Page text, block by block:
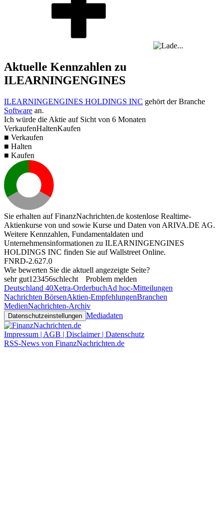
Aktuelle Kennzahlen zu
ILEARNINGENGINES
ILEARNINGENGINES HOLDINGS INC gehört der Branche
Software an.
Ich würde die Aktie auf Sicht von 6 Monaten
VerkaufenHaltenKaufen
■ Verkaufen
■ Halten
■ Kaufen
Sie erhalten auf FinanzNachrichten.de kostenlose Realtime-
Aktienkurse von und sowie Kurse und Daten von ARIVA.DE AG.
Weitere Kennzahlen, Fundamentaldaten und
Unternehmensinformationen zu ILEARNINGENGINES
HOLDINGS INC finden Sie aufWallstreet Online.
FNRD-2.627.0
Wie bewerten Sie die aktuell angezeigte Seite?
sehr gut1 23456schlecht
Problem melden
Deutschland 40Xetra-OrderbuchAd hoc-Mitteilungen
Nachrichten BörsenAktien-EmpfehlungenBranchen
MedienNachrichten-Archiv
Datenschutzeinstellungen Mediadaten
Impressum | AGB | Disclaimer | Datenschutz
RSS-News von FinanzNachrichten.de